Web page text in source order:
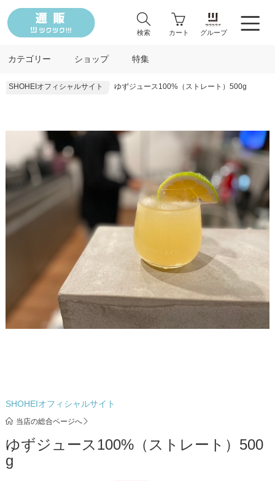
検索 カート グループ
カテゴリー ショップ 特集
SHOHEIオフィシャルサイト ゆずジュース100%（ストレート）500g
SHOHEIオフィシャルサイト
当店の総合ページへ
ゆずジュース100%（ストレート）500
g